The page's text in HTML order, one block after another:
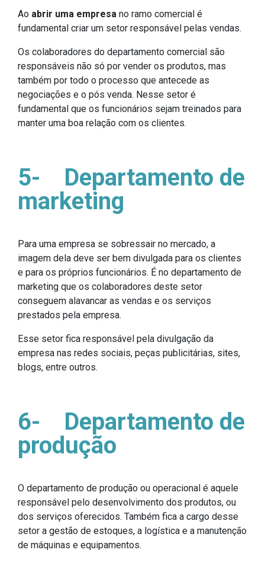
Ao abrir uma empresa no ramo comercial é
fundamental criar um setor responsável pelas vendas.
Os colaboradores do departamento comercial são
responsáveis não só por vender os produtos, mas
também por todo o processo que antecede as
negociações e o pós venda. Nesse setor é
fundamental que os funcionários sejam treinados para
manter uma boa relação com os clientes.
5-
Departamento de
marketing
Para uma empresa se sobressair no mercado, a
imagem dela deve ser bem divulgada para os clientes
e para os próprios funcionários. É no departamento de
marketing que os colaboradores deste setor
conseguem alavancar as vendas e os serviços
prestados pela empresa.
Esse setor fica responsável pela divulgação da
empresa nas redes sociais, peças publicitárias, sites,
blogs, entre outros.
6-
Departamento de
produção
O departamento de produção ou operacional é aquele
responsável pelo desenvolvimento dos produtos, ou
dos serviços oferecidos. Também fica a cargo desse
setor a gestão de estoques, a logística e a manutenção
de máquinas e equipamentos.